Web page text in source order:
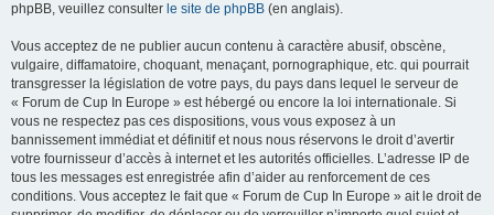
phpBB, veuillez consulter le site de phpBB (en anglais).
Vous acceptez de ne publier aucun contenu à caractère abusif, obscène,
vulgaire, diffamatoire, choquant, menaçant, pornographique, etc. qui pourrait
transgresser la législation de votre pays, du pays dans lequel le serveur de
« Forum de Cup In Europe » est hébergé ou encore la loi internationale. Si
vous ne respectez pas ces dispositions, vous vous exposez à un
bannissement immédiat et définitif et nous nous réservons le droit d’avertir
votre fournisseur d’accès à internet et les autorités officielles. L’adresse IP de
tous les messages est enregistrée afin d’aider au renforcement de ces
conditions. Vous acceptez le fait que « Forum de Cup In Europe » ait le droit de